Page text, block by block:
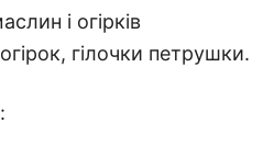
і огірків
гілочки петрушки.